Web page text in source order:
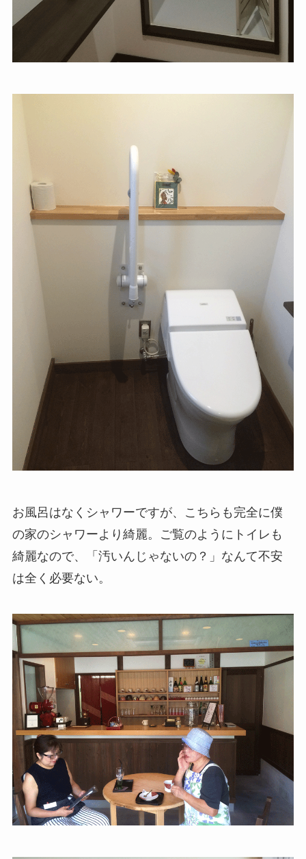
お風呂はなくシャワーですが、こちらも完全に僕
の家のシャワーより綺麗。ご覧のようにトイレも
綺麗なので、「汚いんじゃないの？」なんて不安
は全く必要ない。